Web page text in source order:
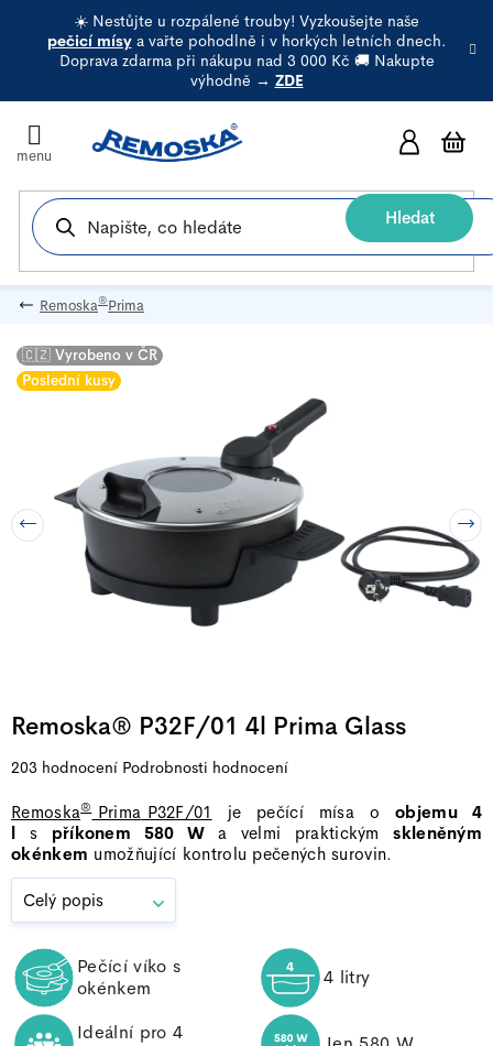
☀️ Nestůjte u rozpálené trouby! Vyzkoušejte naše
pečicí mísya vařte pohodlně i v horkých letních dnech.
Doprava zdarma při nákupu nad 3 000 Kč 🚚 Nakupte
výhodně → ZDE
Hledat
Remoska®Prima
Remoska®Prima P32F/01 je pečící mísa o objemu 4
l s příkonem 580 W a velmi praktickýmskleněným
okénkem umožňující kontrolu pečených surovin.
Celý popis
Pečící víko s
okénkem
4 litry
Ideální pro 4
Remoska® P32F/01 4l Prima Glass
Průměrné
produktu
je
5
hvězdiček.
203 hodnocení Podrobnosti hodnocení
🇨🇿 Vyrobeno v ČR
Poslední kusy